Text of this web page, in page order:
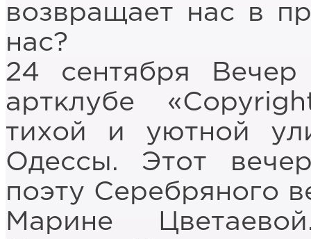
возвращает нас в
нас?
24 сентября
артклубе
тихой и уютной
Одессы. Этот
поэту Серебряного
Марине